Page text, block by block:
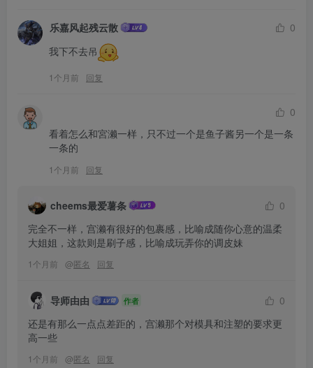
乐嘉风起残云散
0
我下不去吊
1个月前 回复
0
看着怎么和宮濑一样，只不过一个是鱼子酱另一个是一条
一条的
1个月前 回复
cheems最爱薯条
0
完全不一样，宫濑有很好的包裹感，比喻成随你心意的温柔
大姐姐，这款则是刷子感，比喻成玩弄你的调皮妹
1个月前 @匿名 回复
导师由由 作者
0
还是有那么一点点差距的，宫濑那个对模具和注塑的要求更
高一些
1个月前 @匿名 回复